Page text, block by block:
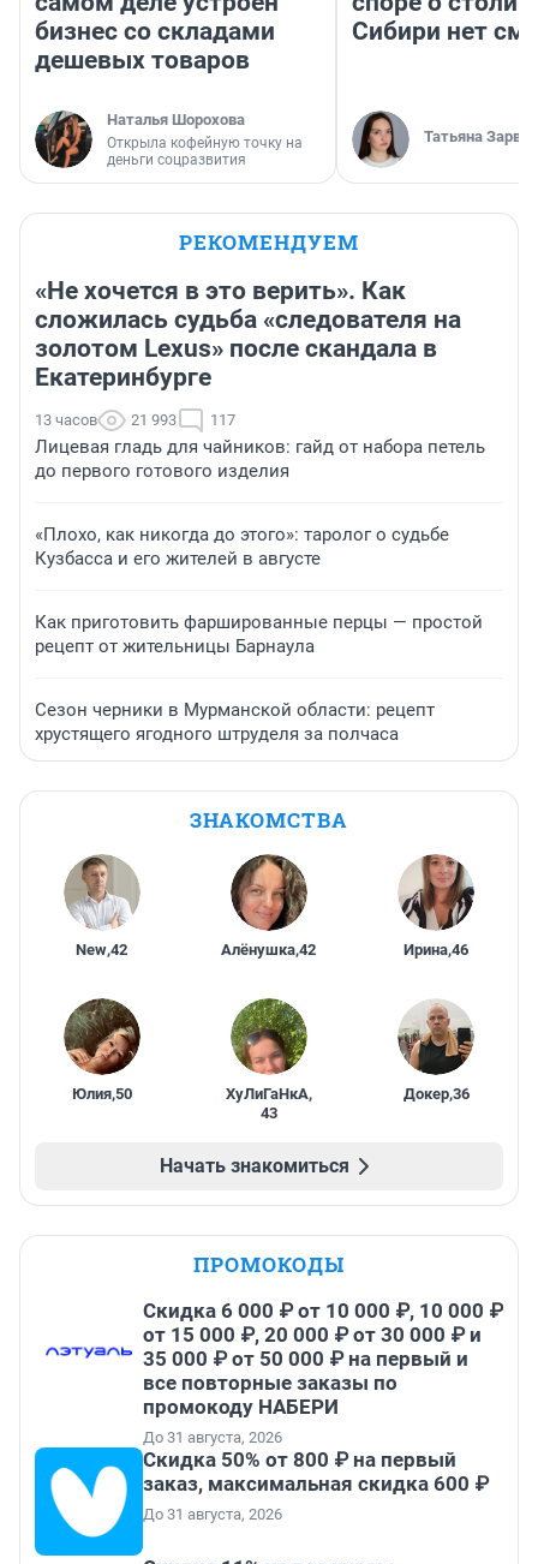
бизнес со складами
дешевых товаров
Наталья Шорохова
Открыла кофейную точку на
деньги соцразвития
Сибири нет
Татьяна Зарва
РЕКОМЕНДУЕМ
«Не хочется в это верить». Как
сложилась судьба «следователя на
золотом Lexus» после скандала в
Екатеринбурге
13 часов 21 993 117
Лицевая гладь для чайников: гайд от набора петель
до первого готового изделия
«Плохо, как никогда до этого»: таролог о судьбе
Кузбасса и его жителей в августе
Как приготовить фаршированные перцы — простой
рецепт от жительницы Барнаула
Сезон черники в Мурманской области: рецепт
хрустящего ягодного штруделя за полчаса
ЗНАКОМСТВА
New,42 Алёнушка,42 Ирина,46
Юлия,50 ХуЛиГаНкА,
43
Докер,36
Начать знакомиться
ПРОМОКОДЫ
Скидка 6 000 ₽ от 10 000 ₽, 10 000 ₽
от 15 000 ₽, 20 000 ₽ от 30 000 ₽ и
35 000 ₽ от 50 000 ₽ на первый и
все повторные заказы по
промокоду НАБЕРИ
До 31 августа, 2026
Скидка 50% от 800 ₽ на первый
заказ, максимальная скидка 600 ₽
До 31 августа, 2026